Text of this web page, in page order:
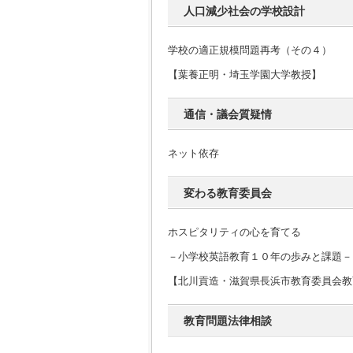
人口減少社会の学校設計
学校の適正規模問題再考（その４）
【葉養正明・埼玉学園大学教授】
通信・議会質疑情
ネット依存
変わる教育委員会
ホスピタリティの心を育てる
－小学校英語教育１０年の歩みと課題－
【北川貢造・滋賀県長浜市教育委員会
教育問題法律相談